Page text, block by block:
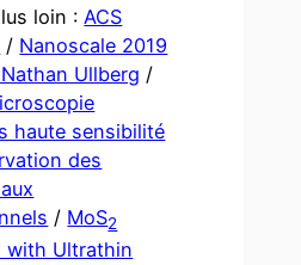
loin :ACS
/ Nanoscale 2019
Ullberg /
haute sensibilité
des
/ MoS2
with Ultrathin